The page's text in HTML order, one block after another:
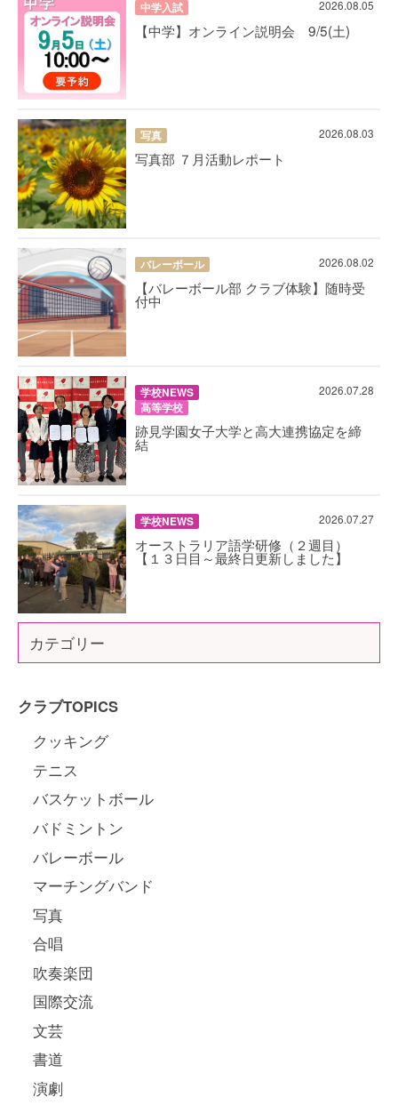
中学入試 2026.08.05
【中学】オンライン説明会 9/5(土)
写真 2026.08.03
写真部 ７月活動レポート
バレーボール 2026.08.02
【バレーボール部 クラブ体験】随時受
付中
学校NEWS
高等学校
2026.07.28
跡見学園女子大学と高大連携協定を締
結
学校NEWS 2026.07.27
オーストラリア語学研修（２週目）
【１３日目～最終日更新しました】
カテゴリー
クラブTOPICS
クッキング
テニス
バスケットボール
バドミントン
バレーボール
マーチングバンド
写真
合唱
吹奏楽団
国際交流
文芸
書道
演劇